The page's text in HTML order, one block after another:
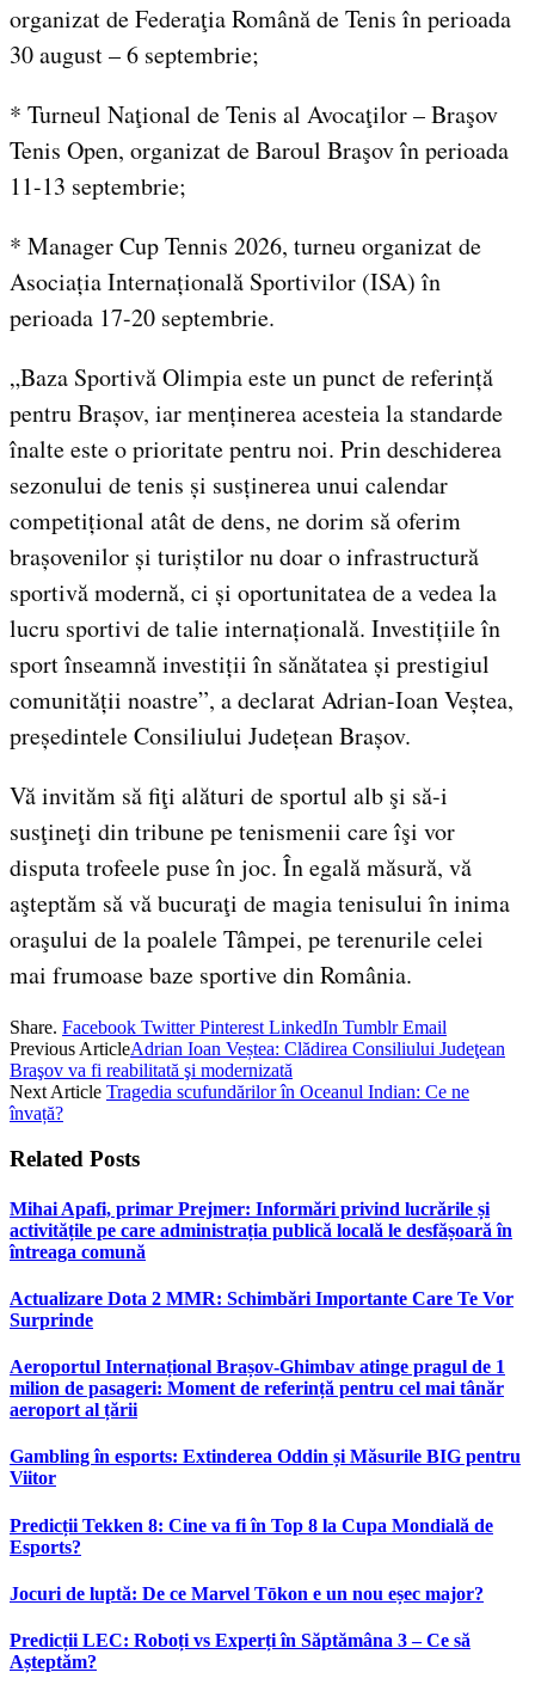
organizat de Federaţia Română de Tenis în perioada
30 august – 6 septembrie;
* Turneul Naţional de Tenis al Avocaţilor – Braşov
Tenis Open, organizat de Baroul Braşov în perioada
11-13 septembrie;
* Manager Cup Tennis 2026, turneu organizat de
Asociația Internațională Sportivilor (ISA) în
perioada 17-20 septembrie.
„Baza Sportivă Olimpia este un punct de referință
pentru Brașov, iar menținerea acesteia la standarde
înalte este o prioritate pentru noi. Prin deschiderea
sezonului de tenis și susținerea unui calendar
competițional atât de dens, ne dorim să oferim
brașovenilor și turiștilor nu doar o infrastructură
sportivă modernă, ci și oportunitatea de a vedea la
lucru sportivi de talie internațională. Investițiile în
sport înseamnă investiții în sănătatea și prestigiul
comunității noastre”, a declarat Adrian-Ioan Veștea,
președintele Consiliului Județean Brașov.
Vă invităm să fiţi alături de sportul alb şi să-i
susţineţi din tribune pe tenismenii care îşi vor
disputa trofeele puse în joc. În egală măsură, vă
aşteptăm să vă bucuraţi de magia tenisului în inima
oraşului de la poalele Tâmpei, pe terenurile celei
mai frumoase baze sportive din România.
Share. Facebook Twitter Pinterest LinkedIn Tumblr Email
Previous ArticleAdrian Ioan Veștea: Clădirea Consiliului Judeţean
Braşov va fi reabilitată şi modernizată
Next Article Tragedia scufundărilor în Oceanul Indian: Ce ne
învață?
Related Posts
Mihai Apafi, primar Prejmer: Informări privind lucrările și
activitățile pe care administrația publică locală le desfășoară în
întreaga comună
Actualizare Dota 2 MMR: Schimbări Importante Care Te Vor
Surprinde
Aeroportul Internațional Brașov‑Ghimbav atinge pragul de 1
milion de pasageri: Moment de referință pentru cel mai tânăr
aeroport al țării
Gambling în esports: Extinderea Oddin și Măsurile BIG pentru
Viitor
Predicții Tekken 8: Cine va fi în Top 8 la Cupa Mondială de
Esports?
Jocuri de luptă: De ce Marvel Tōkon e un nou eșec major?
Predicții LEC: Roboți vs Experți în Săptămâna 3 – Ce să
Așteptăm?